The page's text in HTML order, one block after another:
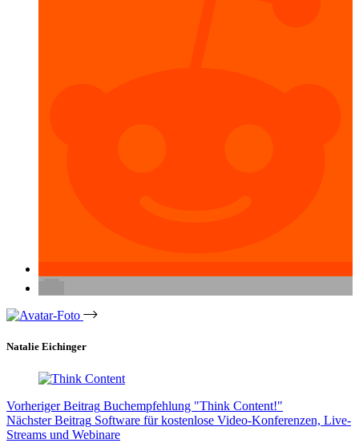
Natalie Eichinger
VorherigerBeitrag Buchempfehlung "Think Content!"
NächsterBeitrag Software für kostenlose Video-Konferenzen, Live-
Streams und Webinare